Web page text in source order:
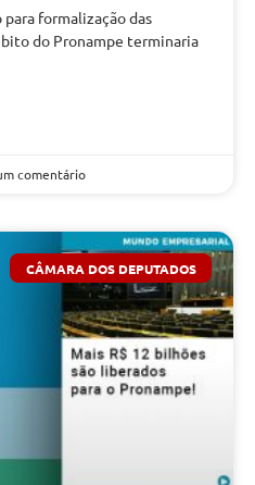
formalização das
do Pronampe terminaria
comentário
CÂMARA DOS DEPUTADOS